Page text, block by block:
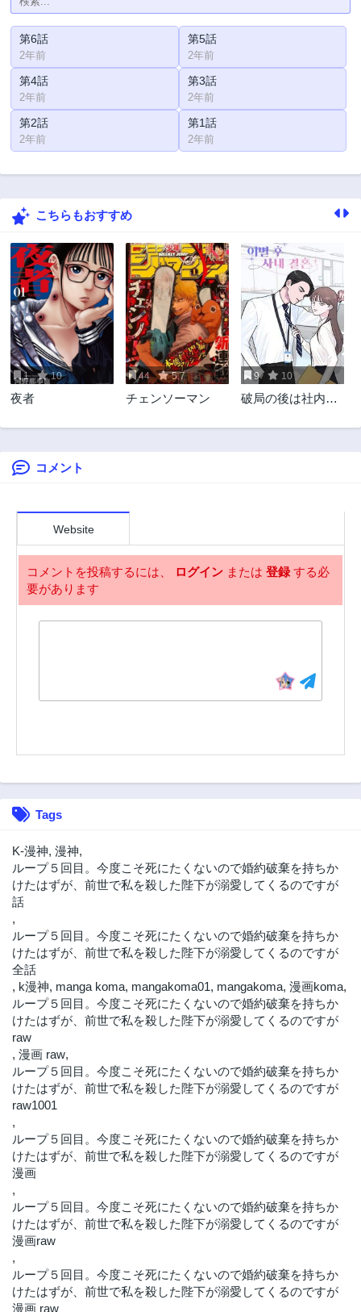
第6話
2年前
第5話
2年前
第4話
2年前
第3話
2年前
第2話
2年前
第1話
2年前
こちらもおすすめ
1 10
夜者
44 5.7
チェンソーマン
9 10
破局の後は社内結
コメント
Website
コメントを投稿するには、 ログイン または 登録する必
要があります
Tags
K-漫神, 漫神,
ループ５回目。今度こそ死にたくないので婚約破棄を持ちか
けたはずが、前世で私を殺した陛下が溺愛してくるのですが
話
,
ループ５回目。今度こそ死にたくないので婚約破棄を持ちか
けたはずが、前世で私を殺した陛下が溺愛してくるのですが
全話
, k漫神, manga koma, mangakoma01, mangakoma, 漫画koma,
ループ５回目。今度こそ死にたくないので婚約破棄を持ちか
けたはずが、前世で私を殺した陛下が溺愛してくるのですが
raw
, 漫画 raw,
ループ５回目。今度こそ死にたくないので婚約破棄を持ちか
けたはずが、前世で私を殺した陛下が溺愛してくるのですが
raw1001
,
ループ５回目。今度こそ死にたくないので婚約破棄を持ちか
けたはずが、前世で私を殺した陛下が溺愛してくるのですが
漫画
,
ループ５回目。今度こそ死にたくないので婚約破棄を持ちか
けたはずが、前世で私を殺した陛下が溺愛してくるのですが
漫画raw
,
ループ５回目。今度こそ死にたくないので婚約破棄を持ちか
けたはずが、前世で私を殺した陛下が溺愛してくるのですが
漫画 raw